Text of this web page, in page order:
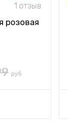
1 отзыв
розовая
руб